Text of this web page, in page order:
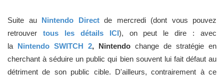
Suite au Nintendo Direct de mercredi (dont vous pouvez
retrouver tous les détails ICI), on peut le dire : avec
la Nintendo SWITCH 2, Nintendo change de stratégie en
cherchant à séduire un public qui bien souvent lui fait défaut au
détriment de son public cible. D'ailleurs, contrairement à ce